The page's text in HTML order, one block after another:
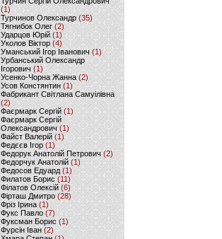
(1)
Турчинов Олександр(35)
Тягнибок Олег (2)
Ударцов Юрій (1)
Уколов Віктор(4)
Уманський Ігор Іванович(1)
Урбанський Олександр
Ігорович (1)
Усенко-Чорна Жанна (2)
Усов Констянтин(1)
Фабрикант Світлана Самуілівна
(2)
Фаєрмарк Сергій(1)
Фаєрмарк Сергій
Олександрович (1)
Файст Валерій(1)
Федєєв Ігор (1)
Федорук Анатолій Петрович (2)
Федорчук Анатолій (1)
Федосов Едуард (1)
Филатов Борис (11)
Філатов Олексій (6)
Фірташ Дмитро (28)
Фріз Ірина (1)
Фукс Павло (7)
Фуксман Борис (1)
Фурсін Іван (2)